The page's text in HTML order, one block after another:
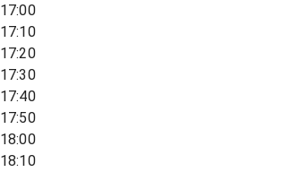
17:00
17:10
17:20
17:30
17:40
17:50
18:00
18:10